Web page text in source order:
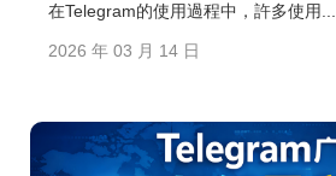
在Telegram的使用過程中，許多使用...
2026 年 03 月 14 日